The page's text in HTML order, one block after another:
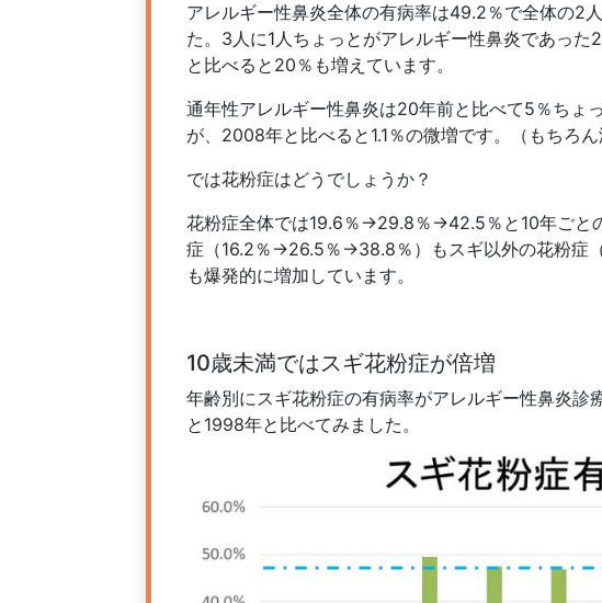
アレルギー性鼻炎全体の有病率は49.2％で全体の2
た。3人に1人ちょっとがアレルギー性鼻炎であっ
と比べると20％も増えています。
通年性アレルギー性鼻炎は20年前と比べて5％ちょ
が、2008年と比べると1.1％の微増です。（もちろん
では花粉症はどうでしょうか？
花粉症全体では19.6％→29.8％→42.5％と10年ごと
症（16.2％→26.5％→38.8％）もスギ以外の花粉症
も爆発的に増加しています。
10歳未満ではスギ花粉症が倍増
年齢別にスギ花粉症の有病率がアレルギー性鼻炎
と1998年と比べてみました。